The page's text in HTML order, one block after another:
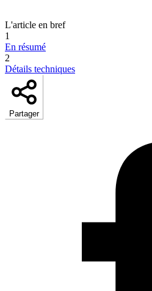
L'article en bref
1
En résumé
2
Détails techniques
Partager